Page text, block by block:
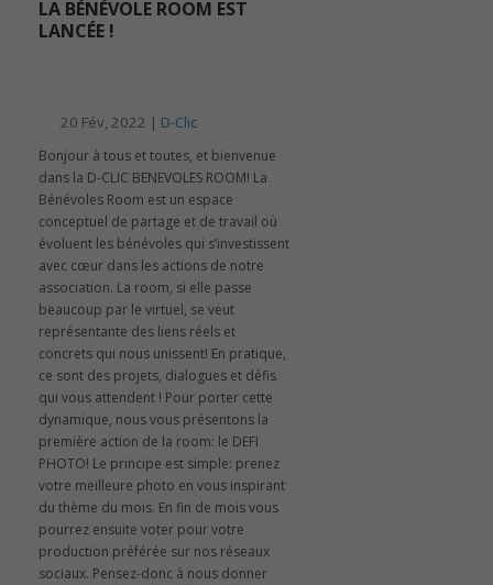
LA BÉNÉVOLE ROOM EST
LANCÉE !
20 Fév, 2022 | D-Clic
Bonjour à tous et toutes, et bienvenue
dans la D-CLIC BENEVOLES ROOM! La
Bénévoles Room est un espace
conceptuel de partage et de travail où
évoluent les bénévoles qui s’investissent
avec cœur dans les actions de notre
association. La room, si elle passe
beaucoup par le virtuel, se veut
représentante des liens réels et
concrets qui nous unissent! En pratique,
ce sont des projets, dialogues et défis
qui vous attendent ! Pour porter cette
dynamique, nous vous présentons la
première action de la room: le DEFI
PHOTO! Le principe est simple: prenez
votre meilleure photo en vous inspirant
du thème du mois. En fin de mois vous
pourrez ensuite voter pour votre
production préférée sur nos réseaux
sociaux. Pensez-donc à nous donner